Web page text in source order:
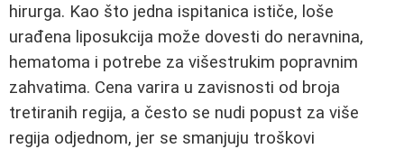
hirurga. Kao što jedna ispitanica ističe, loše
urađena liposukcija može dovesti do neravnina,
hematoma i potrebe za višestrukim popravnim
zahvatima. Cena varira u zavisnosti od broja
tretiranih regija, a često se nudi popust za više
regija odjednom, jer se smanjuju troškovi